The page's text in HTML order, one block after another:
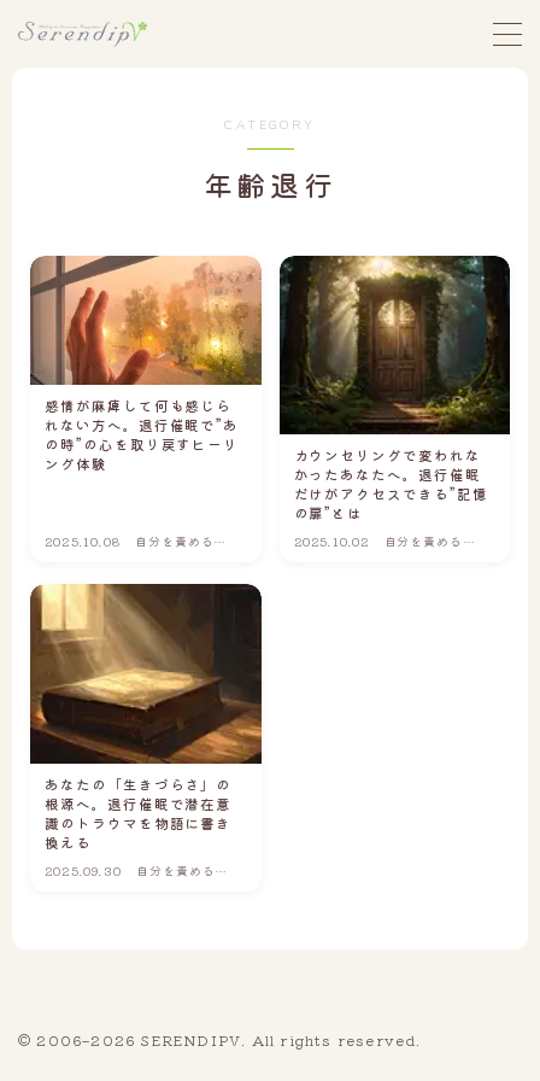
セレンディップについて
お悩みから探す
1｜自分を責めることを、もうやめたい
2｜人に合わせすぎて、心がすり減っている
3｜本当の自分の気持ちが、わからない
4｜親の影響から自由になれず、生きづらい
6｜喪失や別れの痛みを、ひとりで抱えている
7｜自分らしい生き方を、見失っている
はじめ方を選ぶ
5日間のチャットで、心の整理をしたい方へ
心の仕組みを体系的に学びたい方へ
サイト運営者
Follow Me
CATEGORY
年齢退行
感情が麻痺して何も感じら
れない方へ。退行催眠で”あ
の時”の心を取り戻すヒーリ
ング体験
2025.10.08
自分を責めるこ
たい
カウンセリングで変われな
かったあなたへ。退行催眠
だけがアクセスできる”記憶
の扉”とは
2025.10.02
自分を責めるこ
あなたの「生きづらさ」の
根源へ。退行催眠で潜在意
識のトラウマを物語に書き
換える
2025.09.30
自分を責めるこ
© 2006–2026 SERENDIPV. All rights reserved.